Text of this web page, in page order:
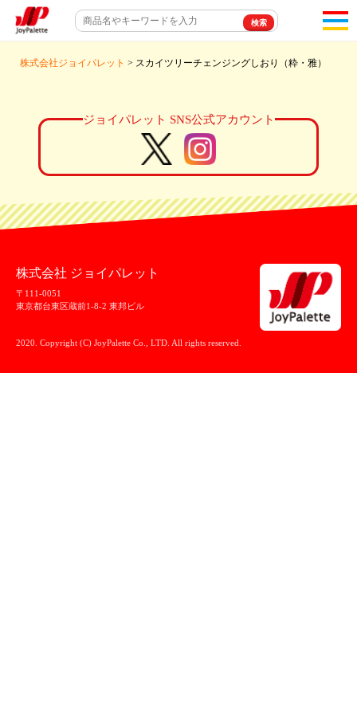
株式会社ジョイパレット > スカイツリーチェンジングしおり（粋・雅）
ジョイパレット SNS公式アカウント
株式会社 ジョイパレット
〒111-0051
東京都台東区蔵前1-8-2 東邦ビル
2020. Copyright (C) JoyPalette Co., LTD. All rights reserved.